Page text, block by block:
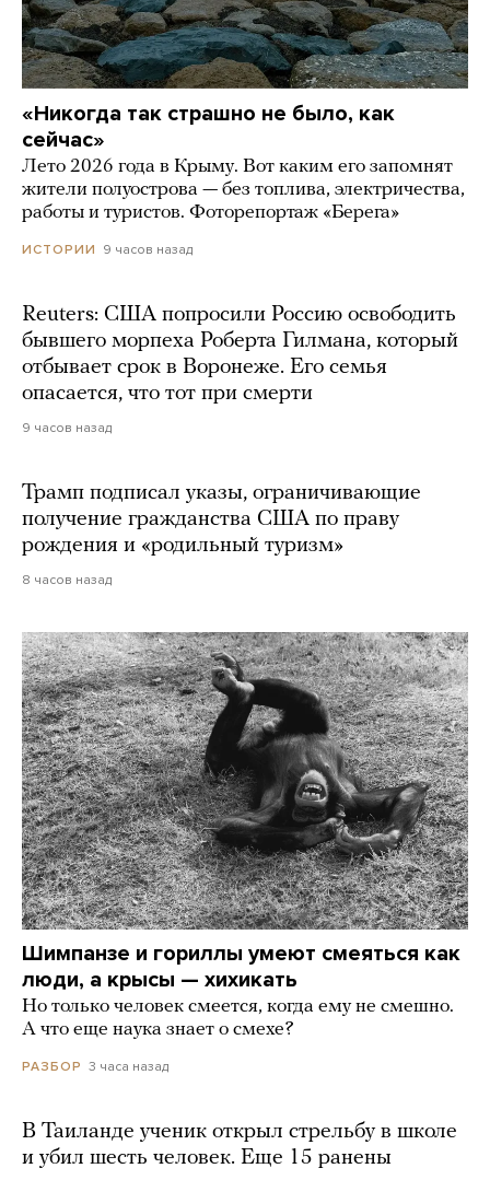
«Никогда так страшно не было, как
сейчас»
Лето 2026 года в Крыму. Вот каким его запомнят
жители полуострова — без топлива, электричества,
работы и туристов. Фоторепортаж «Берега»
ИСТОРИИ 9 часов назад
Reuters: США попросили Россию освободить
бывшего морпеха Роберта Гилмана, который
отбывает срок в Воронеже. Его семья
опасается, что тот при смерти
9 часов назад
Трамп подписал указы, ограничивающие
получение гражданства США по праву
рождения и «родильный туризм»
8 часов назад
Шимпанзе и гориллы умеют смеяться как
люди, а крысы — хихикать
Но только человек смеется, когда ему не смешно.
А что еще наука знает о смехе?
РАЗБОР 3 часа назад
В Таиланде ученик открыл стрельбу в школе
и убил шесть человек. Еще 15 ранены